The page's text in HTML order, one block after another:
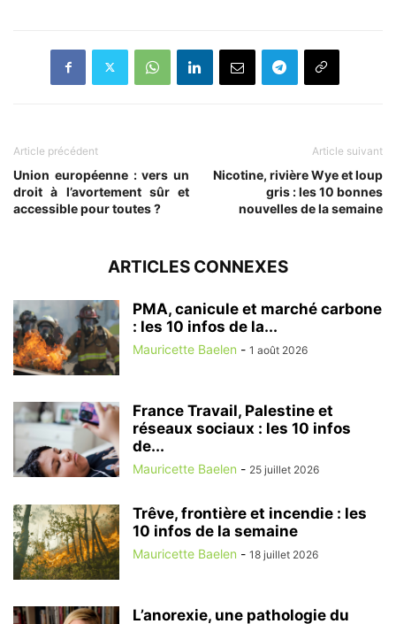
Article précédent
Union européenne : vers un
droit à l’avortement sûr et
accessible pour toutes ?
Article suivant
Nicotine, rivière Wye et loup
gris : les 10 bonnes
nouvelles de la semaine
ARTICLES CONNEXES
PMA, canicule et marché carbone
: les 10 infos de la...
Mauricette Baelen - 1 août 2026
France Travail, Palestine et
réseaux sociaux : les 10 infos
de...
Mauricette Baelen - 25 juillet 2026
Trêve, frontière et incendie : les
10 infos de la semaine
Mauricette Baelen - 18 juillet 2026
L’anorexie, une pathologie du